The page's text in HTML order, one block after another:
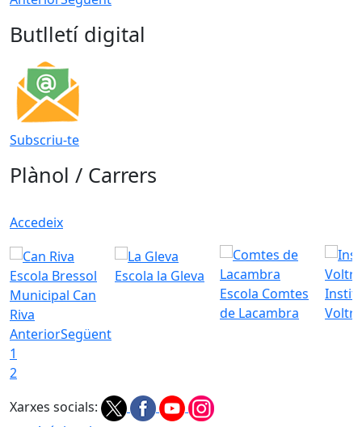
Butlletí digital
Subscriu-te
Plànol / Carrers
Accedeix
Escola Bressol
Municipal Can
Riva
Escola la Gleva
Escola Comtes
de Lacambra
AnteriorSegüent
1
2
Xarxes socials: